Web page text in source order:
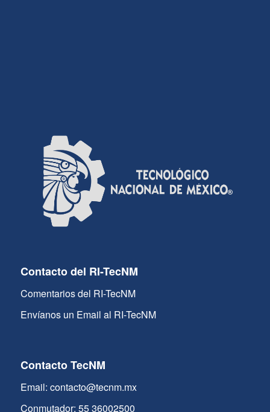
Contacto del RI-TecNM
Comentarios del RI-TecNM
Envíanos un Email al RI-TecNM
Contacto TecNM
Email: contacto@tecnm.mx
Conmutador: 55 36002500